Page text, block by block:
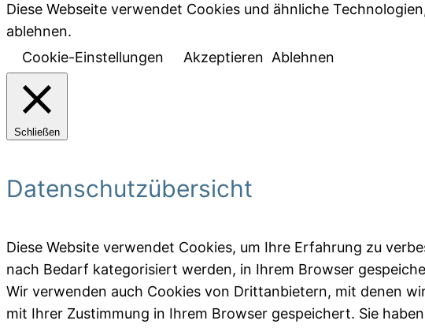
Diese Webseite verwendet Cookies und ähnliche
ablehnen.
Cookie-Einstellungen
Akzeptieren Ablehnen
Schließen
Datenschutzübersicht
Diese Website verwendet Cookies, um Ihre Erfahrung zu
nach Bedarf kategorisiert werden, in Ihrem Browser
Wir verwenden auch Cookies von Drittanbietern, mit denen
mit Ihrer Zustimmung in Ihrem Browser gespeichert. Sie